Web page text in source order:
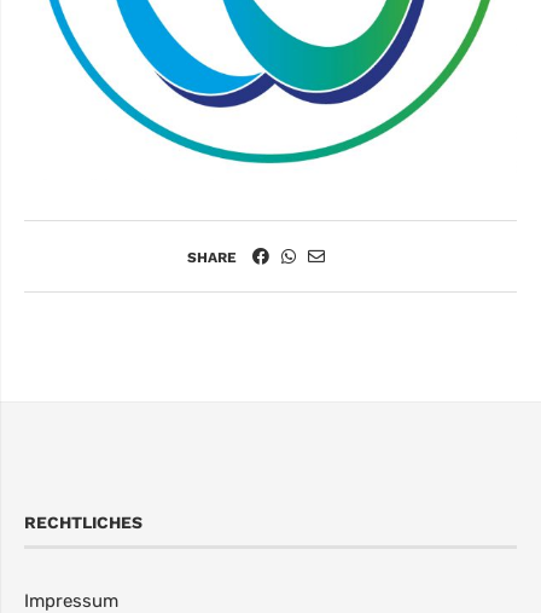
SHARE
RECHTLICHES
Impressum